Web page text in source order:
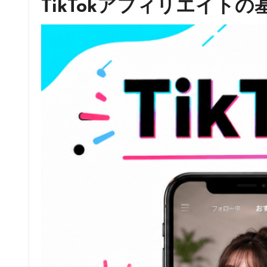
TikTokアフィリエイトの